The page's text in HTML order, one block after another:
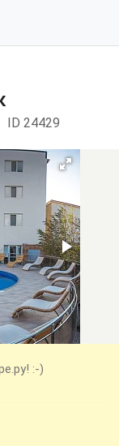
ID 24429
:-)